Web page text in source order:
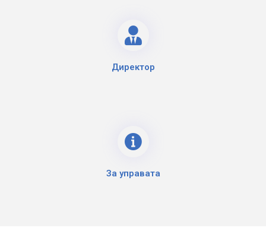
Директор
За управата